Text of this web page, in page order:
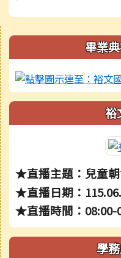
右邊區域內容畢業
裕
★直播主題：兒童
★直播日期：
★直播時間：08:00-
學